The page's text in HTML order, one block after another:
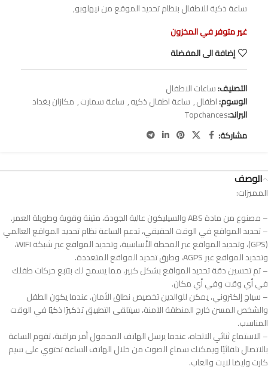
ساعة ذكية للاطفال بنظام تحديد الموقع من نيهلوبو,
غير متوفر في المخزون
إضافة الى المفضلة
التصنيف:ساعات الاطفال
الوسوم:اطفال, ساعة اطفال ذكيه, ساعة سمارت, مكازان بغداد
البراند:Topchances
مشاركة:
الوصف
المميزات:
– مصنوع من مادة ABS والسيليكون عالية الجودة، متينة وقوية وطويلة العمر.
– تحديد المواقع في الوقت الحقيقي، تدعم الساعة نظام تحديد المواقع العالمي
(GPS)، وتحديد المواقع عبر المحطة الأساسية، وتحديد المواقع عبر شبكة WIFI،
وتحديد المواقع عبر AGPS، وطرق تحديد المواقع المتعددة.
– تم تحسين دقة تحديد المواقع بشكل كبير، مما يسمح لك بتتبع حركات طفلك
في أي وقت وفي أي مكان.
– سياج إلكتروني، يمكن للوالدين تخصيص نطاق الأمان. عندما يكون الطفل
والشخص المسن خارج المنطقة الآمنة، سيتلقى التطبيق تذكيرًا ذكيًا في الوقت
المناسب.
– الاستماع ثنائي الاتجاه، عندما يرسل الهاتف المحمول أمر مراقبة، تقوم الساعة
بالاتصال تلقائيًا ويمكنك سماع الصوت من خلال الهاتف الساعة تحتوي على سيم
كارت وايضا لايت والعاب.